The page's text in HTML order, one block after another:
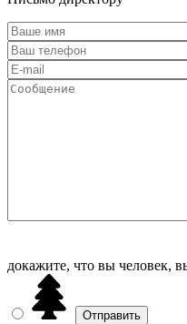
докажите, что вы человек,